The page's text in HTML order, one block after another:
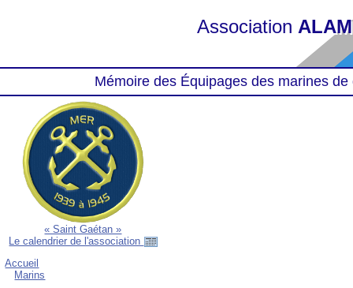
Association
Mémoire des Équipages des marines
« Saint Gaétan »
Le calendrier de l'association
Accueil
Marins